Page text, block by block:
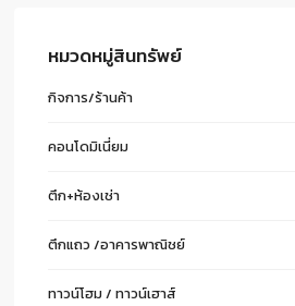
หมวดหมู่สินทรัพย์
กิจการ/ร้านค้า
คอนโดมิเนี่ยม
ตึก+ห้องเช่า
ตึกแถว /อาคารพาณิชย์
ทาวน์โฮม / ทาวน์เฮาส์